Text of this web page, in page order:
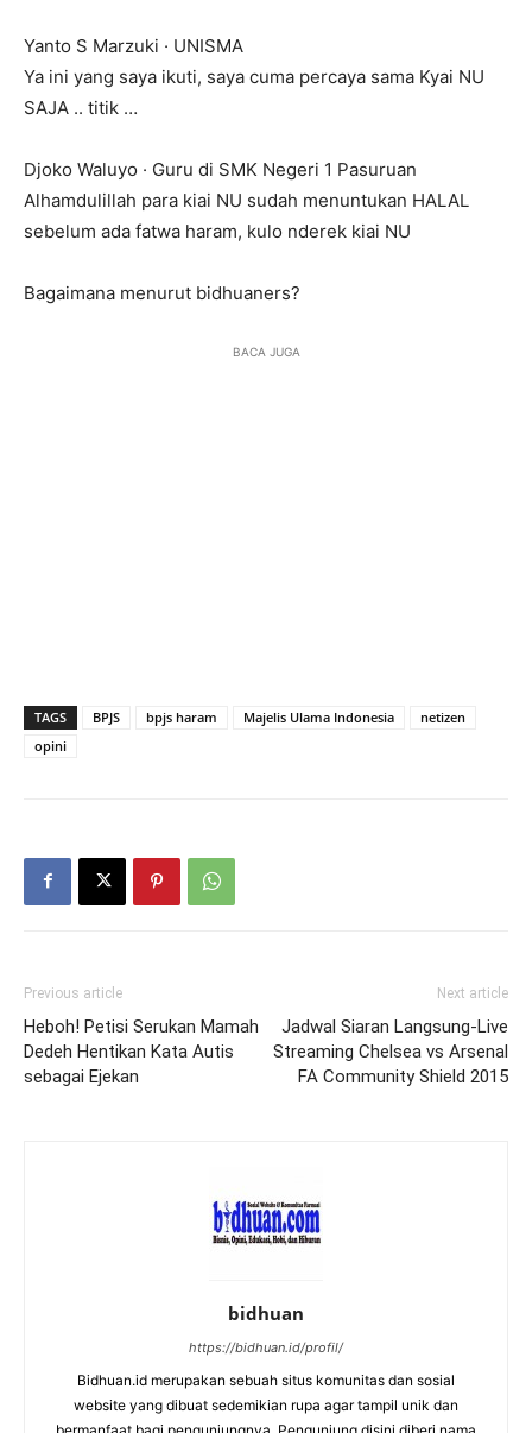
Yanto S Marzuki · UNISMA
Ya ini yang saya ikuti, saya cuma percaya sama Kyai NU
SAJA .. titik …
Djoko Waluyo · Guru di SMK Negeri 1 Pasuruan
Alhamdulillah para kiai NU sudah menuntukan HALAL
sebelum ada fatwa haram, kulo nderek kiai NU
Bagaimana menurut bidhuaners?
BACA JUGA
TAGS BPJS bpjs haram Majelis Ulama Indonesia
netizen
opini
Previous article
Heboh! Petisi Serukan Mamah
Dedeh Hentikan Kata Autis
sebagai Ejekan
Next article
Jadwal Siaran Langsung-Live
Streaming Chelsea vs Arsenal
FA Community Shield 2015
bidhuan
https://bidhuan.id/profil/
Bidhuan.id merupakan sebuah situs komunitas dan sosial
website yang dibuat sedemikian rupa agar tampil unik dan